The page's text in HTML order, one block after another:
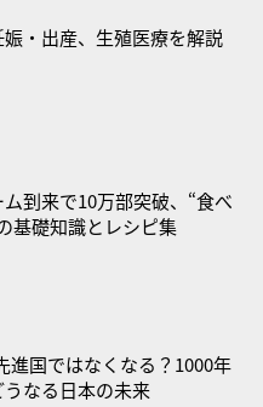
・出産、生殖医療を解説
到来で10万部突破、“食べ
基礎知識とレシピ集
進国ではなくなる？1000年
なる日本の未来